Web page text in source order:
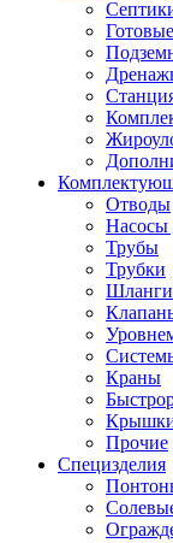
Отводы
Насосы
Трубы
Трубки
Шланги
Краны
Крышки
Прочие
Специзделия